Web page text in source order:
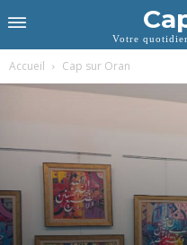
Votre
Accueil Cap sur Oran